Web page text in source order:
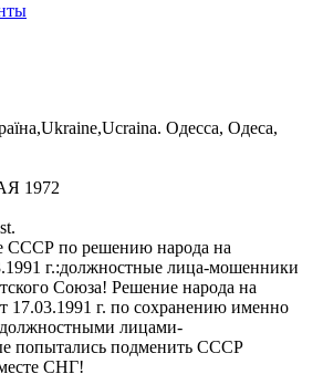
Одесса, Одеса,
1972
СССР по решению народа на
г.:должностные лица-мошенники
Союза! Решение народа на
17.03.1991 г. по сохранению именно
лицами-
попытались подменить СССР
СНГ!